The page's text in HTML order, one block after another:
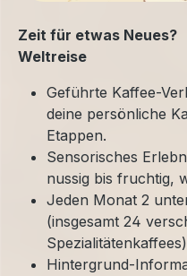
Zeit für etwas
Weltreise
Geführte Kaffee-
deine persönliche
Etappen.
Sensorisches
nussig bis fruchtig,
Jeden Monat 2
(insgesamt 24
Hintergrund-